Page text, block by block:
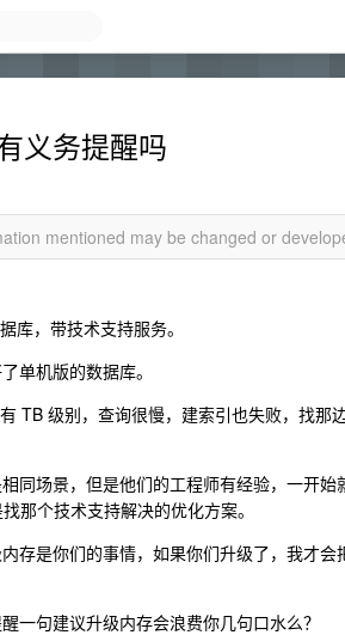
义务提醒吗
mentioned may be changed or
库，带技术支持服务。
单机版的数据库。
TB 级别，查询很慢，建索引也失败，找那
同场景，但是他们的工程师有经验，一开
那个技术支持解决的优化方案。
存是你们的事情，如果你们升级了，我才
一句建议升级内存会浪费你几句口水么？